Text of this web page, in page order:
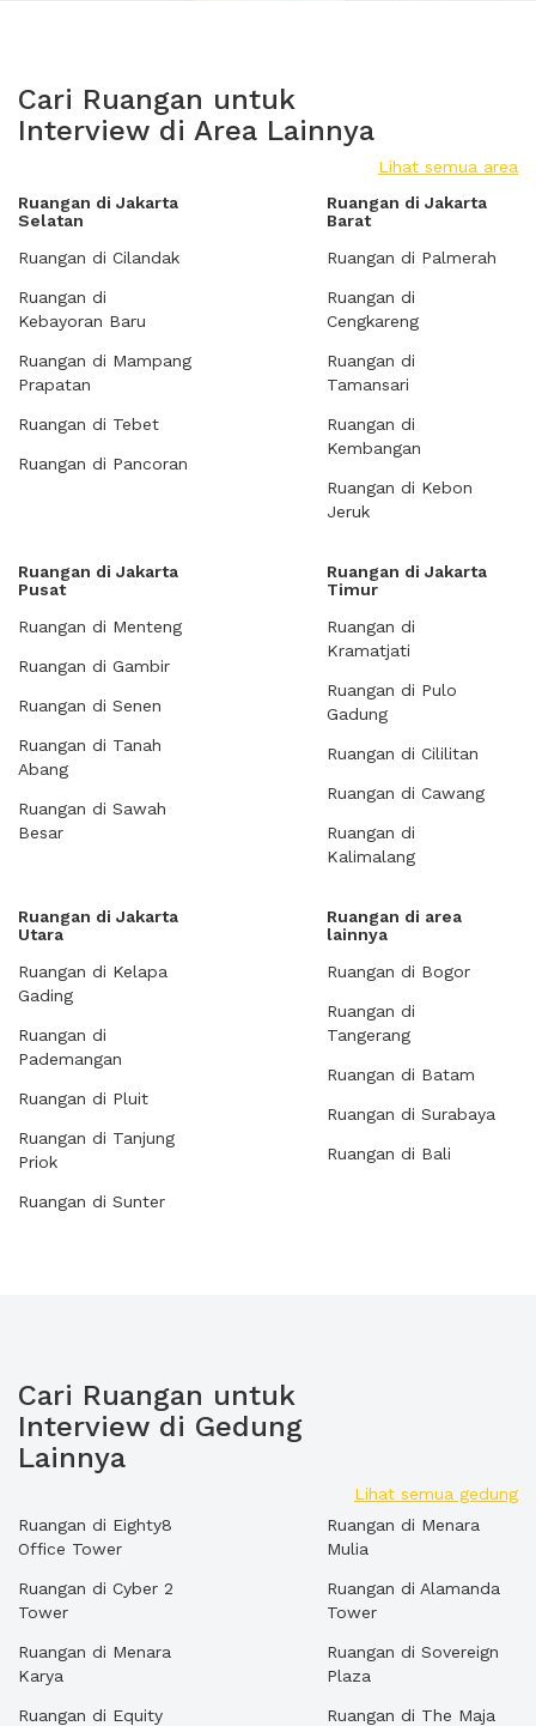
Cari Ruangan untuk
Interview di Area Lainnya
Lihat semua area
Ruangan di Jakarta
Selatan
Ruangan di Cilandak
Ruangan di
Kebayoran Baru
Ruangan di Mampang
Prapatan
Ruangan di Tebet
Ruangan di Pancoran
Ruangan di Jakarta
Barat
Ruangan di Palmerah
Ruangan di
Cengkareng
Ruangan di
Tamansari
Ruangan di
Kembangan
Ruangan di Kebon
Jeruk
Ruangan di Jakarta
Pusat
Ruangan di Menteng
Ruangan di Gambir
Ruangan di Senen
Ruangan di Tanah
Abang
Ruangan di Sawah
Besar
Ruangan di Jakarta
Timur
Ruangan di
Kramatjati
Ruangan di Pulo
Gadung
Ruangan di Cililitan
Ruangan di Cawang
Ruangan di
Kalimalang
Ruangan di Jakarta
Utara
Ruangan di Kelapa
Gading
Ruangan di
Pademangan
Ruangan di Pluit
Ruangan di Tanjung
Priok
Ruangan di Sunter
Ruangan di area
lainnya
Ruangan di Bogor
Ruangan di
Tangerang
Ruangan di Batam
Ruangan di Surabaya
Ruangan di Bali
Cari Ruangan untuk
Interview di Gedung
Lainnya
Lihat semua gedung
Ruangan di Eighty8
Office Tower
Ruangan di Cyber 2
Tower
Ruangan di Menara
Karya
Ruangan di Equity
Ruangan di Menara
Mulia
Ruangan di Alamanda
Tower
Ruangan di Sovereign
Plaza
Ruangan di The Maja